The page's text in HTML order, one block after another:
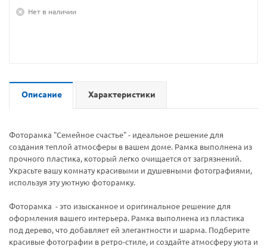
Нет в наличии
Описание Характеристики
Фоторамка "Семейное счастье" - идеальное решение для
создания теплой атмосферы в вашем доме. Рамка выполнена из
прочного пластика, который легко очищается от загрязнений.
Украсьте вашу комнату красивыми и душевными фотографиями,
используя эту уютную фоторамку.
Фоторамка - это изысканное и оригинальное решение для
оформления вашего интерьера. Рамка выполнена из пластика
под дерево, что добавляет ей элегантности и шарма. Подберите
красивые фотографии в ретро-стиле, и создайте атмосферу уюта и